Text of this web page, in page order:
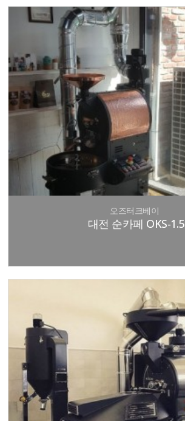
오즈터크베이
대전 순카페 OKS-1.5